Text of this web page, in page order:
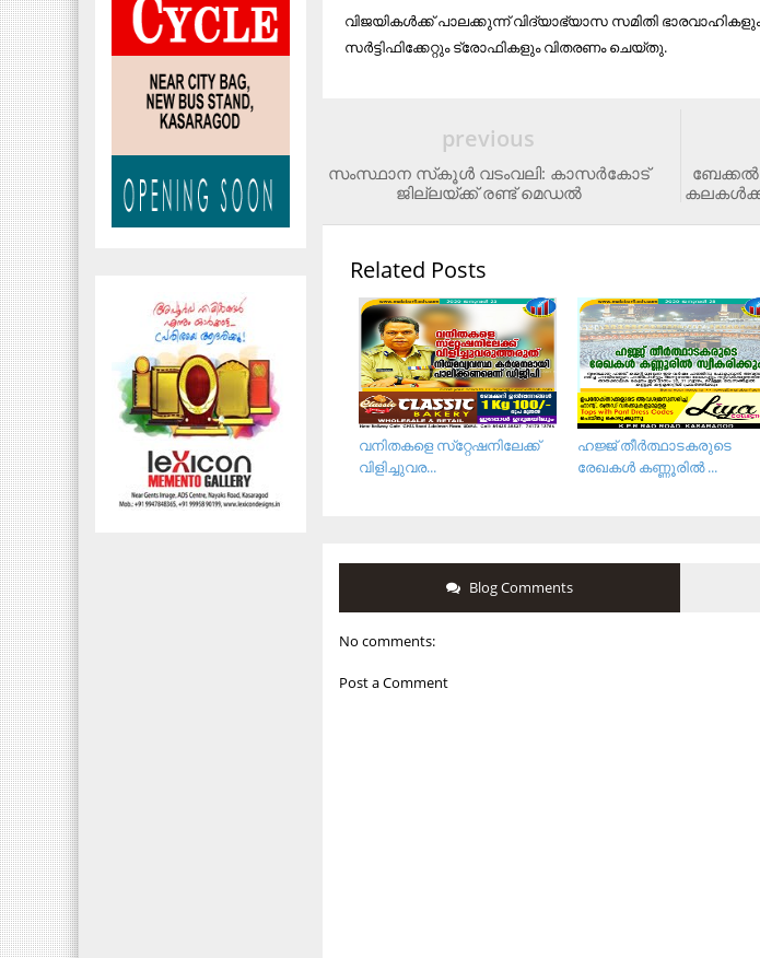
വിജയികള്‍ക്ക് പാലക്കുന്ന് വിദ്യാഭ്യാസ സമിതി
സര്‍ട്ടിഫിക്കേറ്റും ട്രോഫികളും വിതരണം ചെയ്തു.
previous
സംസ്ഥാന സ്‌കൂള്‍ വടംവലി: കാസര്‍കോട്
ജില്ലയ്ക്ക് രണ്ട് മെഡല്‍
Related Posts
ഹജ്ജ് തീർത്ഥാടകരുടെ
രേഖകൾ കണ്ണൂരിൽ ...
വനിതകളെ സ്‌റ്റേഷനിലേക്ക്
വിളിച്ചുവര...
Blog Comments
No comments:
Post a Comment